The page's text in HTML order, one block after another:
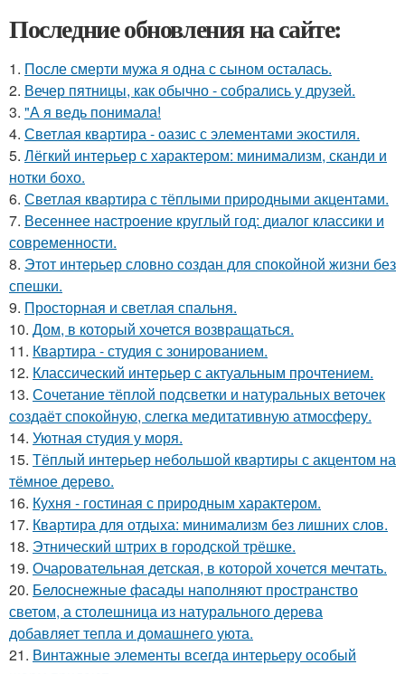
Последние обновления на сайте:
1. После смерти мужа я одна с сыном осталась.
2. Вечер пятницы, как обычно - собрались у друзей.
3. "А я ведь понимала!
4. Светлая квартира - оазис с элементами экостиля.
5. Лёгкий интерьер с характером: минимализм, сканди и
нотки бохо.
6. Светлая квартира с тёплыми природными акцентами.
7. Весеннее настроение круглый год: диалог классики и
современности.
8. Этот интерьер словно создан для спокойной жизни без
спешки.
9. Просторная и светлая спальня.
10. Дом, в который хочется возвращаться.
11. Квартира - студия с зонированием.
12. Классический интерьер с актуальным прочтением.
13. Сочетание тёплой подсветки и натуральных веточек
создаёт спокойную, слегка медитативную атмосферу.
14. Уютная студия у моря.
15. Тёплый интерьер небольшой квартиры с акцентом на
тёмное дерево.
16. Кухня - гостиная с природным характером.
17. Квартира для отдыха: минимализм без лишних слов.
18. Этнический штрих в городской трёшке.
19. Очаровательная детская, в которой хочется мечтать.
20. Белоснежные фасады наполняют пространство
светом, а столешница из натурального дерева
добавляет тепла и домашнего уюта.
21. Винтажные элементы всегда интерьеру особый